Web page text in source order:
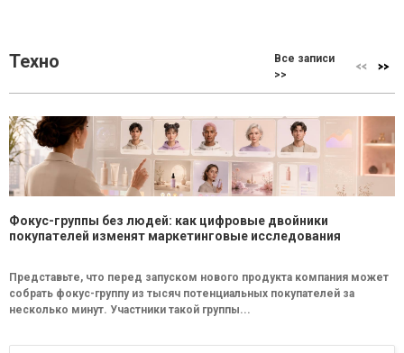
Техно
Все записи
>>
Фокус-группы без людей: как цифровые двойники
покупателей изменят маркетинговые исследования
Представьте, что перед запуском нового продукта компания может
собрать фокус-группу из тысяч потенциальных покупателей за
несколько минут. Участники такой группы...